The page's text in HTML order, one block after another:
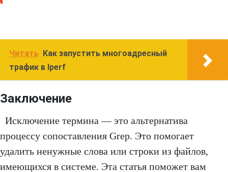
Читать Как запустить многоадресный
трафик в Iperf
Заключение
Исключение термина — это альтернатива
процессу сопоставления Grep. Это помогает
удалить ненужные слова или строки из файлов,
имеющихся в системе. Эта статья поможет вам